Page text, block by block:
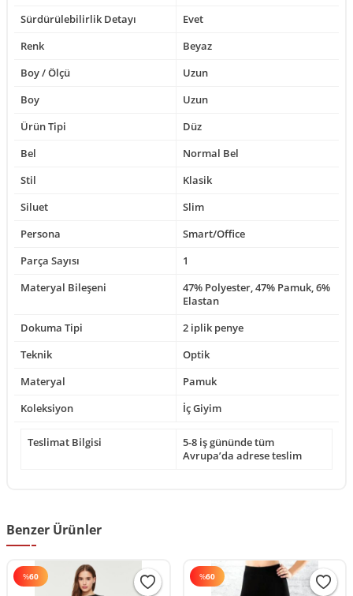
Sürdürülebilirlik Detayı
Evet
Renk
Beyaz
Boy / Ölçü
Uzun
Boy
Uzun
Ürün Tipi
Düz
Bel
Normal Bel
Stil
Klasik
Siluet
Slim
Persona
Smart/Office
Parça Sayısı
1
Materyal Bileşeni
47% Polyester, 47% Pamuk, 6%
Elastan
Dokuma Tipi
2 iplik penye
Teknik
Optik
Materyal
Pamuk
Koleksiyon
İç Giyim
Teslimat Bilgisi
5-8 iş gününde tüm
Avrupa’da adrese teslim
Benzer Ürünler
%60 %60